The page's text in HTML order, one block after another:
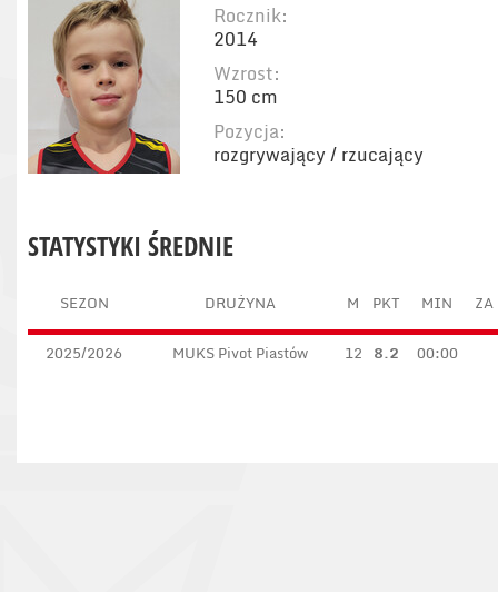
Rocznik:
2014
Wzrost:
150 cm
Pozycja:
rozgrywający / rzucający
STATYSTYKI ŚREDNIE
SEZON DRUŻYNA M PKT MIN ZA
2025/2026 MUKS Pivot Piastów 12 8.2 00:00